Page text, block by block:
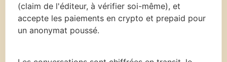
(claim de l'éditeur, à vérifier soi-même), et
accepte les paiements en crypto et prepaid pour
un anonymat poussé.